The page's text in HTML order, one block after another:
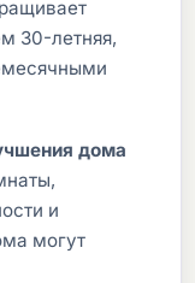
30-летняя,
дома
и
могут